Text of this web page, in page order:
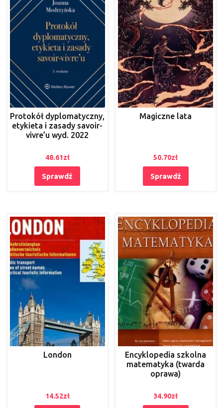
Protokół dyplomatyczny,
etykieta i zasady savoir-
vivre’u wyd. 2022
48.61zł
Sprawdź
Magiczne lata
50.70zł
Sprawdź
London
14.52zł
Encyklopedia szkolna
matematyka (twarda
oprawa)
34.90zł